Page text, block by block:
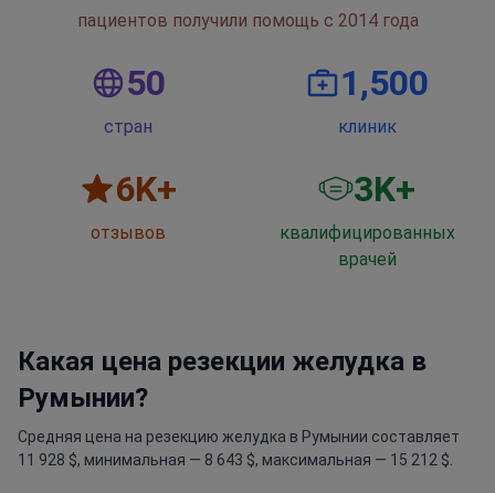
пациентов получили помощь с 2014 года
50
стран
1,500
клиник
6K+
отзывов
3K+
квалифицированных
врачей
Какая цена резекции желудка в
Румынии?
Средняя цена на резекцию желудка в Румынии составляет
11 928 $, минимальная — 8 643 $, максимальная — 15 212 $.